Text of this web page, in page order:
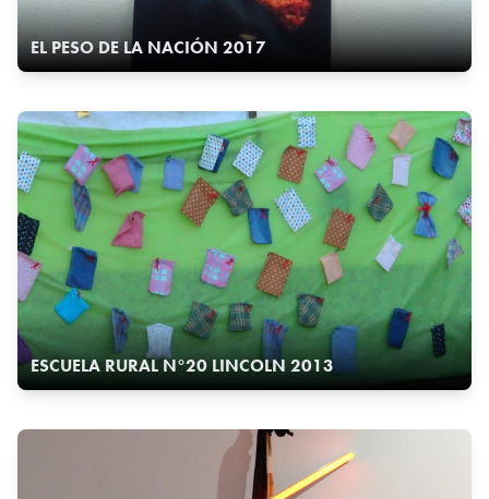
EL PESO DE LA NACIÓN 2017
ESCUELA RURAL N°20 LINCOLN 2013